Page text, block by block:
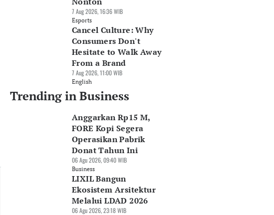
7 Aug 2026, 16:36 WIB
Esports
Cancel Culture: Why
Consumers Don't
Hesitate to Walk Away
From a Brand
7 Aug 2026, 11:00 WIB
English
Trending in Business
Anggarkan Rp15 M,
FORE Kopi Segera
Operasikan Pabrik
Donat Tahun Ini
06 Agu 2026, 09:40 WIB
Business
LIXIL Bangun
Ekosistem Arsitektur
Melalui LDAD 2026
06 Agu 2026, 23:18 WIB